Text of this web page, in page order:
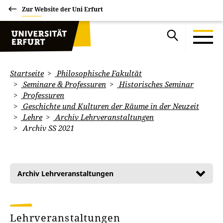
Zur Website der Uni Erfurt
Startseite
Philosophische Fakultät
Seminare & Professuren
Historisches Seminar
Professuren
Geschichte und Kulturen der Räume in der Neuzeit
Lehre
Archiv Lehrveranstaltungen
Archiv SS 2021
Archiv Lehrveranstaltungen
Lehrveranstaltungen